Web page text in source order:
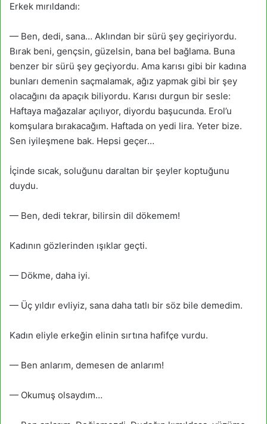
Erkek mırıldandı:
— Ben, dedi, sana… Aklından bir sürü şey geçiriyordu.
Bırak beni, gençsin, güzelsin, bana bel bağ­lama. Buna
benzer bir sürü şey geçiyordu. Ama karısı gibi bir kadına
bunları demenin saçmalamak, ağız yapmak gibi bir şey
olacağını da apaçık biliyordu. Karısı durgun bir sesle:
Haftaya mağazalar açılı­yor, diyordu başucunda. Erol’u
komşulara bırakacağım. Haftada on yedi lira. Yeter bize.
Sen iyileşmene bak. Hepsi geçer…
İçinde sıcak, soluğunu daraltan bir şeyler koptuğunu
duydu.
— Ben, dedi tekrar, bilirsin dil dökemem!
Kadının gözlerinden ışıklar geçti.
— Dökme, daha iyi.
— Üç yıldır evliyiz, sana daha tatlı bir söz bile demedim.
Kadın eliyle erkeğin elinin sırtına hafifçe vurdu.
— Ben anlarım, demesen de anlarım!
— Okumuş olsaydım…